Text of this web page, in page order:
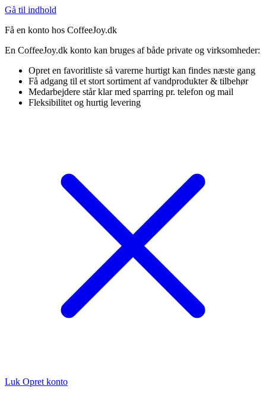
Gå til indhold
Få en konto hos CoffeeJoy.dk
En CoffeeJoy.dk konto kan bruges af både private og virksomheder:
Opret en favoritliste så varerne hurtigt kan findes næste gang
Få adgang til et stort sortiment af vandprodukter & tilbehør
Medarbejdere står klar med sparring pr. telefon og mail
Fleksibilitet og hurtig levering
Luk Opret konto